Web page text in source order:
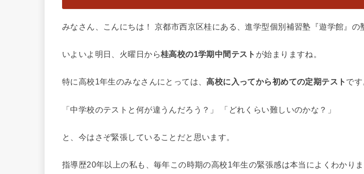
みなさん、こんにちは！ 京都市西京区桂にある、進学型個別補習塾『遊学館』の
いよいよ明日、火曜日から桂高校の1学期中間テスト が始まりますね。
特に高校1年生のみなさんにとっては、高校に入ってから初めての定期テスト です
「中学校のテストと何が違うんだろう？」 「どれくらい難しいのかな？」
と、今はさぞ緊張していることだと思います。
指導歴20年以上の私も、毎年この時期の高校1年生の緊張感は本当によくわかりま